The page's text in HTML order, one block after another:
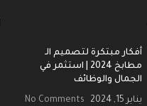
أفكار مبتكرة لتصميم الـ
مطابخ 2024 | استثمر في
الجمال والوظائف
يناير 15, 2024 No Comments